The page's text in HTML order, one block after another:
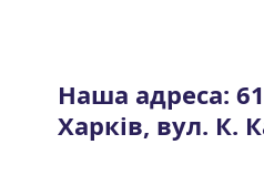
Наша адреса:
Харків, вул. К.